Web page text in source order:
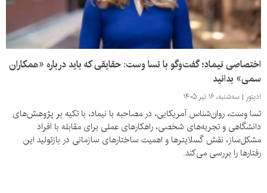
اختصاصی نیماد؛ گفت‌وگو با تسا وست: حقایقی که باید درباره «همکاران
سمی» بدانید
ادیتور سه‌شنبه، ۱۶ تیر ۱۴۰۵
تسا وست، روان‌شناس آمریکایی، در مصاحبه با نیماد، با تکیه بر پژوهش‌های
دانشگاهی و تجربه‌های شخصی، راهکارهای عملی برای مقابله با افراد
مشکل‌ساز، نقش گسلایترها و اهمیت ساختارهای سازمانی در بازتولید این
رفتارها را بررسی می‌کند.